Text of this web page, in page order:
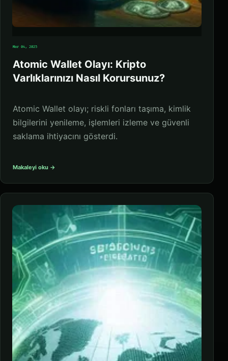
Mar 04, 2025
Atomic Wallet Olayı: Kripto
Varlıklarınızı Nasıl Korursunuz?
Atomic Wallet olayı; riskli fonları taşıma, kimlik
bilgilerini yenileme, işlemleri izleme ve güvenli
saklama ihtiyacını gösterdi.
Makaleyi oku →